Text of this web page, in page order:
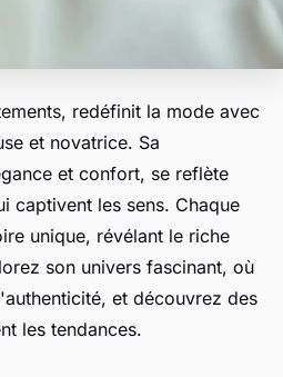
redéfinit la mode avec
et novatrice. Sa
et confort, se reflète
captivent les sens. Chaque
unique, révélant le riche
son univers fascinant, où
et découvrez des
les tendances.